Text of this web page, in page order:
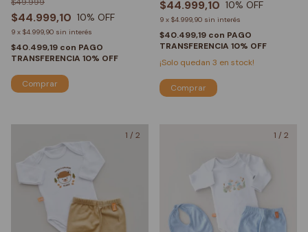
$44.999,10 10% OFF
9 x $4.999,90 sin interés
$40.499,19 con PAGO
TRANSFERENCIA 10% OFF
Comprar
$44.999,10 10% OFF
9 x $4.999,90 sin interés
$40.499,19 con PAGO
TRANSFERENCIA 10% OFF
¡Solo quedan 3 en stock!
Comprar
1 / 2 1 / 2